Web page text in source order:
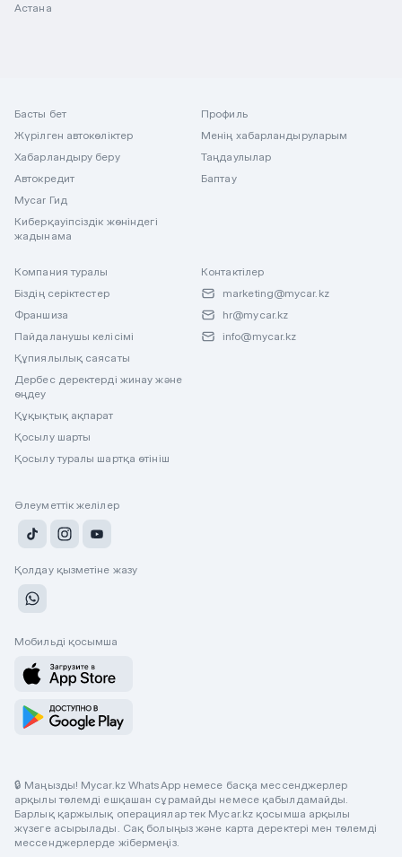
Астана
Басты бет
Жүрілген автокөліктер
Хабарландыру беру
Автокредит
Mycar Гид
Киберқауіпсіздік жөніндегі
жадынама
Профиль
Менің хабарландыруларым
Таңдаулылар
Баптау
Компания туралы
Біздің серіктестер
Франшиза
Пайдаланушы келісімі
Құпиялылық саясаты
Дербес деректерді жинау және
өңдеу
Құқықтық ақпарат
Қосылу шарты
Қосылу туралы шартқа өтініш
Контактілер
marketing@mycar.kz
hr@mycar.kz
info@mycar.kz
Әлеуметтік желілер
Қолдау қызметіне жазу
Мобильді қосымша
🔒 Маңызды! Mycar.kz WhatsApp немесе басқа мессенджерлер
арқылы төлемді ешқашан сұрамайды немесе қабылдамайды.
Барлық қаржылық операциялар тек Mycar.kz қосымша арқылы
жүзеге асырылады. Сақ болыңыз және карта деректері мен төлемді
мессенджерлерде жібермеңіз.